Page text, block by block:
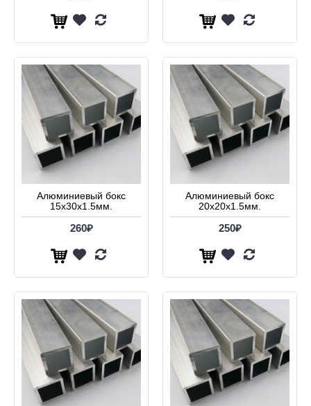
Алюминиевый бокс
15х30х1.5мм.
260₽
Алюминиевый бокс
20х20х1.5мм.
250₽